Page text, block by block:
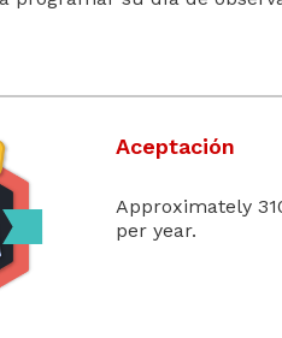
Aceptación
Approximately
per year.